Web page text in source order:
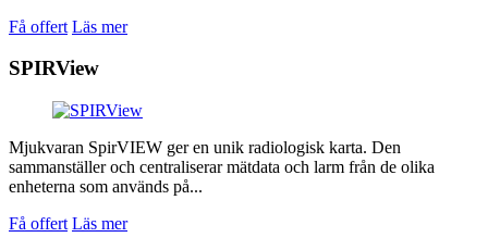
Få offert Läs mer
SPIRView
Mjukvaran SpirVIEW ger en unik radiologisk karta. Den
sammanställer och centraliserar mätdata och larm från de olika
enheterna som används på...
Få offert Läs mer